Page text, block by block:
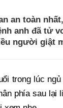
an toàn
anh đã tử
người giật
trong lúc
phía sau lại